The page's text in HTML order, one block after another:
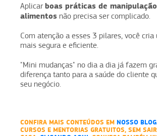
Aplicarboas práticas de
alimentos não precisa ser complicado.
Com atenção a esses 3 pilares, você
mais segura e eficiente.
"Mini mudanças" no dia a dia já fazem
diferença tanto para a saúde do cliente
seu negócio.
CONFIRA MAIS CONTEÚDOS EM NOSSO
CURSOS E MENTORIAS GRATUITOS, SEM